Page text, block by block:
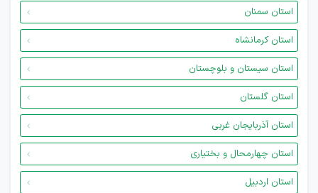
استان سمنان
استان کرمانشاه
استان سیستان و بلوچستان
استان گلستان
استان آذربایجان غربی
استان چهارمحال و بختیاری
استان اردبیل